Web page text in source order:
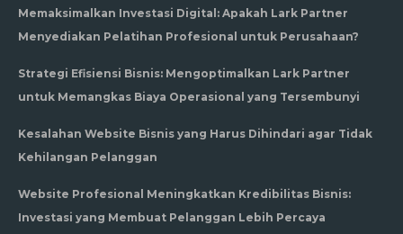
Memaksimalkan Investasi Digital: Apakah Lark Partner
Menyediakan Pelatihan Profesional untuk Perusahaan?
Strategi Efisiensi Bisnis: Mengoptimalkan Lark Partner
untuk Memangkas Biaya Operasional yang Tersembunyi
Kesalahan Website Bisnis yang Harus Dihindari agar Tidak
Kehilangan Pelanggan
Website Profesional Meningkatkan Kredibilitas Bisnis:
Investasi yang Membuat Pelanggan Lebih Percaya